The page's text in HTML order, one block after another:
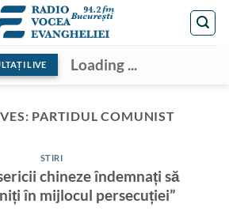
LIVE Loading ...
PARTIDUL COMUNIST
STIRI
chineze îndemnați să
în mijlocul persecuției”